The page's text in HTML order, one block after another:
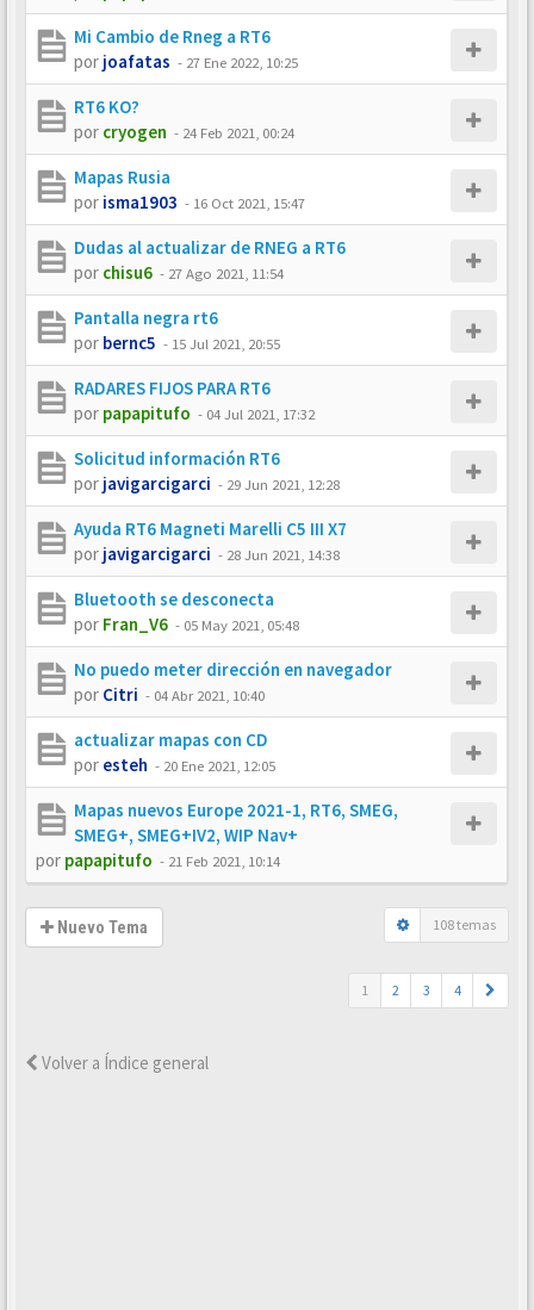
Mi Cambio de Rneg a RT6
por joafatas - 27 Ene 2022, 10:25
RT6 KO?
por cryogen - 24 Feb 2021, 00:24
Mapas Rusia
por isma1903 - 16 Oct 2021, 15:47
Dudas al actualizar de RNEG a RT6
por chisu6 - 27 Ago 2021, 11:54
Pantalla negra rt6
por bernc5 - 15 Jul 2021, 20:55
RADARES FIJOS PARA RT6
por papapitufo - 04 Jul 2021, 17:32
Solicitud información RT6
por javigarcigarci - 29 Jun 2021, 12:28
Ayuda RT6 Magneti Marelli C5 III X7
por javigarcigarci - 28 Jun 2021, 14:38
Bluetooth se desconecta
por Fran_V6 - 05 May 2021, 05:48
No puedo meter dirección en navegador
por Citri - 04 Abr 2021, 10:40
actualizar mapas con CD
por esteh - 20 Ene 2021, 12:05
Mapas nuevos Europe 2021-1, RT6, SMEG,
SMEG+, SMEG+IV2, WIP Nav+
por papapitufo - 21 Feb 2021, 10:14
Nuevo Tema 108 temas
1 2 3 4
Volver a Índice general